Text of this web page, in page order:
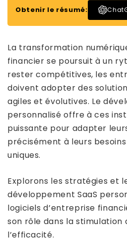
Obtenir le résumé:
La transformation
financier se poursuit à un
rester compétitives, les
doivent adopter des
agiles et évolutives. Le
personnalisé offre à ces
puissante pour adapter
précisément à leurs
uniques.
Explorons les stratégies et
développement SaaS
logiciels d’entreprise
son rôle dans la stimulation
l’efficacité.